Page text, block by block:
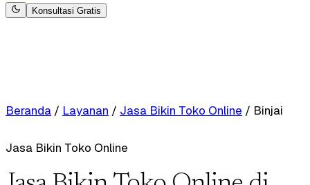
Konsultasi Gratis
Beranda / Layanan / Jasa Bikin Toko Online / Binjai
Jasa Bikin Toko Online